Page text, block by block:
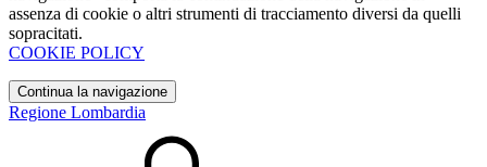
assenza di cookie o altri strumenti di tracciamento diversi da quelli
sopracitati.
COOKIE POLICY
Continua la navigazione
Regione Lombardia